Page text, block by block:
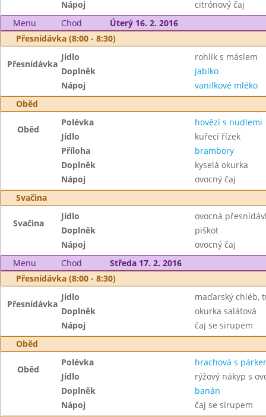
Nápoj
citrónový čaj
Menu
Chod
Úterý 16. 2. 2016
Přesnídávka (8:00 - 8:30)
Přesnídávka
Jídlo
rohlík s máslem
Doplněk
jablko
Nápoj
vanilkové mléko
Oběd
Oběd
Polévka
hovězí s nudlemi
Jídlo
kuřecí řízek
Příloha
brambory
Doplněk
kyselá okurka
Nápoj
ovocný čaj
Svačina
Svačina
Jídlo
ovocná
Doplněk
piškot
Nápoj
ovocný čaj
Menu
Chod
Středa 17. 2. 2016
Přesnídávka (8:00 - 8:30)
Přesnídávka
Jídlo
maďarský chléb,
Doplněk
okurka salátová
Nápoj
čaj se sirupem
Oběd
Oběd
Polévka
hrachová s
Jídlo
rýžový nákyp s
Doplněk
banán
Nápoj
čaj se sirupem